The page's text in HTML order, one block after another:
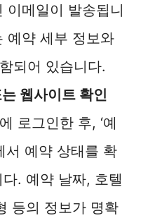
이메일이 발송됩니
예약 세부 정보와
되어 있습니다.
웹사이트 확인
로그인한 후, ‘예
서 예약 상태를 확
. 예약 날짜, 호텔
등의 정보가 명확